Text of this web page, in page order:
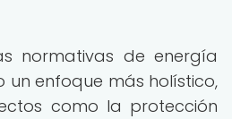
normativas de energía
un enfoque más holístico,
como la protección